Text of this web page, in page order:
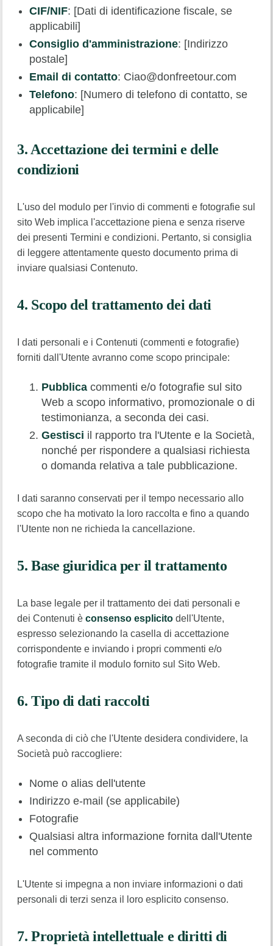
CIF/NIF: [Dati di identificazione fiscale, se
applicabili]
Consiglio d'amministrazione: [Indirizzo
postale]
Email di contatto: Ciao@donfreetour.com
Telefono: [Numero di telefono di contatto, se
applicabile]
3. Accettazione dei termini e delle
condizioni
L'uso del modulo per l'invio di commenti e fotografie sul
sito Web implica l'accettazione piena e senza riserve
dei presenti Termini e condizioni. Pertanto, si consiglia
di leggere attentamente questo documento prima di
inviare qualsiasi Contenuto.
4. Scopo del trattamento dei dati
I dati personali e i Contenuti (commenti e fotografie)
forniti dall'Utente avranno come scopo principale:
Pubblica commenti e/o fotografie sul sito
Web a scopo informativo, promozionale o di
testimonianza, a seconda dei casi.
Gestisci il rapporto tra l'Utente e la Società,
nonché per rispondere a qualsiasi richiesta
o domanda relativa a tale pubblicazione.
I dati saranno conservati per il tempo necessario allo
scopo che ha motivato la loro raccolta e fino a quando
l'Utente non ne richieda la cancellazione.
5. Base giuridica per il trattamento
La base legale per il trattamento dei dati personali e
dei Contenuti èconsenso esplicito dell'Utente,
espresso selezionando la casella di accettazione
corrispondente e inviando i propri commenti e/o
fotografie tramite il modulo fornito sul Sito Web.
6. Tipo di dati raccolti
A seconda di ciò che l'Utente desidera condividere, la
Società può raccogliere:
Nome o alias dell'utente
Indirizzo e-mail (se applicabile)
Fotografie
Qualsiasi altra informazione fornita dall'Utente
nel commento
L'Utente si impegna a non inviare informazioni o dati
personali di terzi senza il loro esplicito consenso.
7. Proprietà intellettuale e diritti di